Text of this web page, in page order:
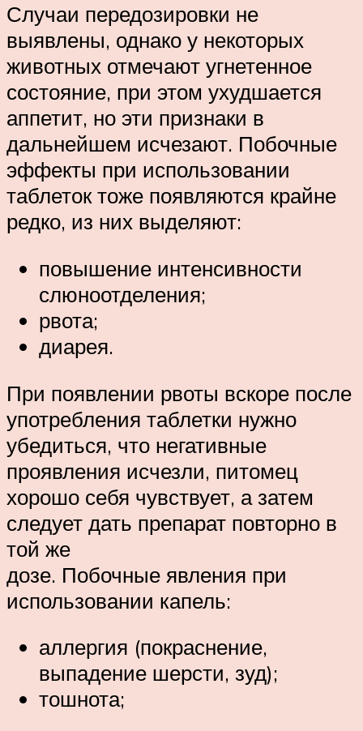
Случаи передозировки не
выявлены, однако у некоторых
животных отмечают угнетенное
состояние, при этом ухудшается
аппетит, но эти признаки в
дальнейшем исчезают. Побочные
эффекты при использовании
таблеток тоже появляются крайне
редко, из них выделяют:
повышение интенсивности
слюноотделения;
рвота;
диарея.
При появлении рвоты вскоре после
употребления таблетки нужно
убедиться, что негативные
проявления исчезли, питомец
хорошо себя чувствует, а затем
следует дать препарат повторно в
той же
дозе. Побочные явления при
использовании капель:
аллергия (покраснение,
выпадение шерсти, зуд);
тошнота;